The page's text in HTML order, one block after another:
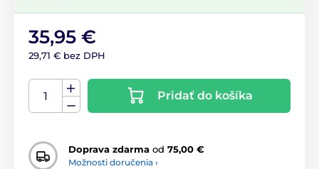
35,95 €
29,71 € bez DPH
Pridať do košíka
Doprava zdarma od 75,00 €
Možnosti doručenia ›